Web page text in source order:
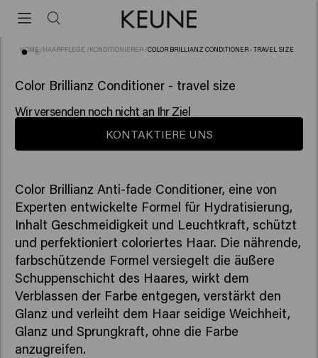
HOME /HAARPFLEGE /KONDITIONIERER /COLOR BRILLIANZ CONDITIONER - TRAVEL SIZE
Color Brillianz Conditioner - travel size
Wir versenden noch nicht an Ihr Ziel
KONTAKTIERE UNS
Color Brillianz Anti-fade Conditioner, eine von
Experten entwickelte Formel für Hydratisierung,
Inhalt Geschmeidigkeit und Leuchtkraft, schützt
und perfektioniert coloriertes Haar. Die nährende,
farbschützende Formel versiegelt die äußere
Schuppenschicht des Haares, wirkt dem
Verblassen der Farbe entgegen, verstärkt den
Glanz und verleiht dem Haar seidige Weichheit,
Glanz und Sprungkraft, ohne die Farbe
anzugreifen.